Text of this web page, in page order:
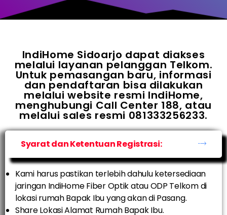
IndiHome Sidoarjo dapat diakses
melalui layanan pelanggan Telkom.
Untuk pemasangan baru, informasi
dan pendaftaran bisa dilakukan
melalui website resmi IndiHome,
menghubungi Call Center 188, atau
melalui sales resmi 081333256233.
Syarat dan Ketentuan Registrasi:
Kami harus pastikan terlebih dahulu ketersediaan
jaringan IndiHome Fiber Optik atau ODP Telkom di
lokasi rumah Bapak Ibu yang akan di Pasang.
Share Lokasi Alamat Rumah Bapak Ibu.